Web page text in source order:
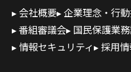
会社概要 企業理念・行
番組審議会 国民保護業
情報セキュリティ
採用